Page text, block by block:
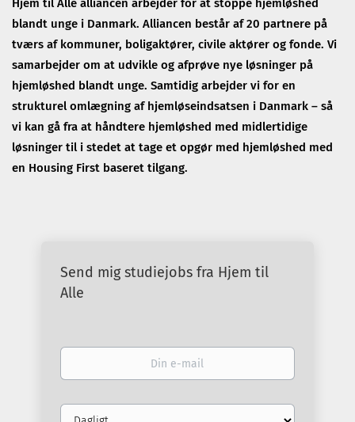
Hjem til Alle alliancen arbejder for at stoppe hjemløshed
blandt unge i Danmark. Alliancen består af 20 partnere på
tværs af kommuner, boligaktører, civile aktører og fonde. Vi
samarbejder om at udvikle og afprøve nye løsninger på
hjemløshed blandt unge. Samtidig arbejder vi for en
strukturel omlægning af hjemløseindsatsen i Danmark – så
vi kan gå fra at håndtere hjemløshed med midlertidige
løsninger til i stedet at tage et opgør med hjemløshed med
en Housing First baseret tilgang.
Send mig studiejobs fra Hjem til
Alle
Din
Email